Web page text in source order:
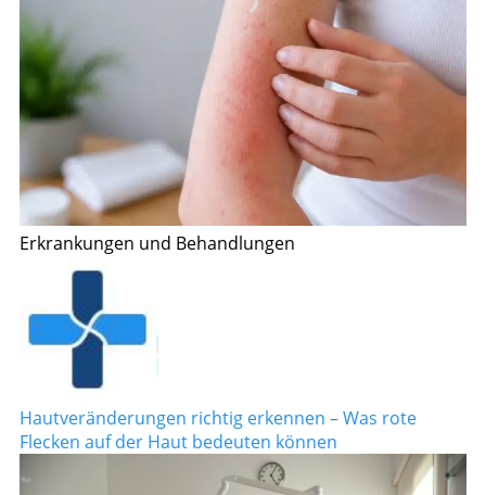
Erkrankungen und Behandlungen
Hautveränderungen richtig erkennen – Was rote
Flecken auf der Haut bedeuten können